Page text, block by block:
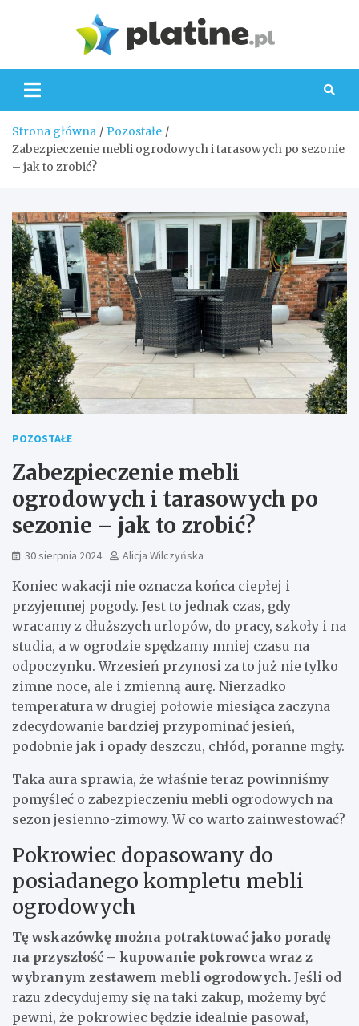
Strona główna
Pozostałe
Zabezpieczenie mebli ogrodowych i tarasowych po sezonie
– jak to zrobić?
POZOSTAŁE
Zabezpieczenie mebli
ogrodowych i tarasowych po
sezonie – jak to zrobić?
30 sierpnia 2024 Alicja Wilczyńska
Koniec wakacji nie oznacza końca ciepłej i
przyjemnej pogody. Jest to jednak czas, gdy
wracamy z dłuższych urlopów, do pracy, szkoły i na
studia, a w ogrodzie spędzamy mniej czasu na
odpoczynku. Wrzesień przynosi za to już nie tylko
zimne noce, ale i zmienną aurę. Nierzadko
temperatura w drugiej połowie miesiąca zaczyna
zdecydowanie bardziej przypominać jesień,
podobnie jak i opady deszczu, chłód, poranne mgły.
Taka aura sprawia, że właśnie teraz powinniśmy
pomyśleć o zabezpieczeniu mebli ogrodowych na
sezon jesienno-zimowy. W co warto zainwestować?
Pokrowiec dopasowany do
posiadanego kompletu mebli
ogrodowych
Tę wskazówkę można potraktować jako poradę
na przyszłość – kupowanie pokrowca wraz z
wybranym zestawem mebli ogrodowych. Jeśli od
razu zdecydujemy się na taki zakup, możemy być
pewni, że pokrowiec będzie idealnie pasował,